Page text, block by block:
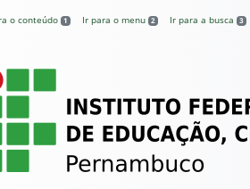
o conteúdo 1 Ir para o menu 2 Ir para a busca 3
– Instituto